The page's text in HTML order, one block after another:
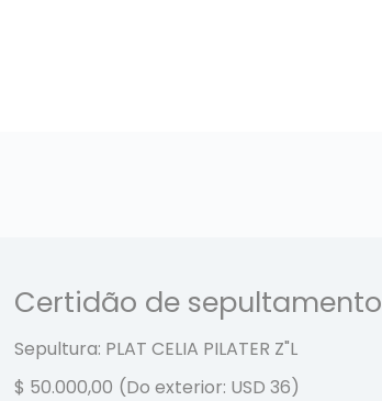
Certidão de sepultamento
Sepultura: PLAT CELIA PILATER Z"L
$ 50.000,00 (Do exterior: USD 36)